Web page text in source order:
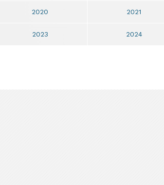
2020 2021
2023 2024